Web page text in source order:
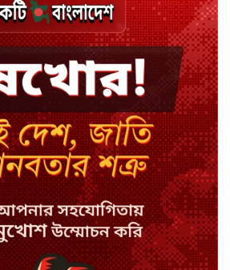
ঢাকায় হালকা বৃষ্টির সম্ভাবনা, বাড়তে
পারে তাপমাত্রা
মন্ত্রী-এমপিদের উপস্থিতিতে ইউএনওর
আইফোন চুরি
সিরাজগঞ্জে বাস ট্রাক দুর্ঘটনা, চালকসহ
নিহত ২
স্পিকারের নামে জাল ডিও, প্রতারণার
অভিযোগে এসিল্যান্ডের বিরুদ্ধে মামলা